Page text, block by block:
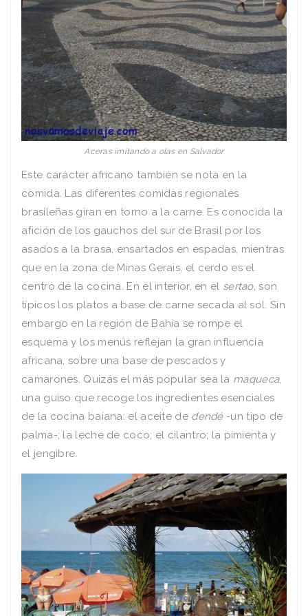
Aceras imitando a olas en Salvador
Este carácter africano también se nota en la
comida. Las diferentes comidas regionales
brasileñas giran en torno a la carne. Es conocida la
afición de los gauchos del sur de Brasil por los
asados a la brasa, ensartados en espadas, mientras
que en la zona de Minas Gerais, el cerdo es el
centro de la cocina. En el interior, en el sertao, son
típicos los platos a base de carne secada al sol. Sin
embargo en la región de Bahía se rompe el
esquema y los menús reflejan la gran influencia
africana, sobre una base de pescados y
camarones. Quizás el más popular sea la maqueca,
una guiso que recoge los ingredientes esenciales
de la cocina baiana: el aceite de dendé-un tipo de
palma-; la leche de coco; el cilantro; la pimienta y
el jengibre.